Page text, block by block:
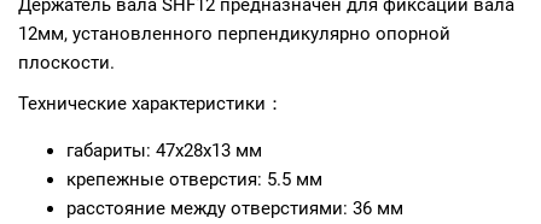
Держатель вала SHF12 предназначен для фиксации вала
12мм, установленного перпендикулярно опорной
плоскости.
Технические характеристики：
габариты: 47х28х13 мм
крепежные отверстия: 5.5 мм
расстояние между отверстиями: 36 мм